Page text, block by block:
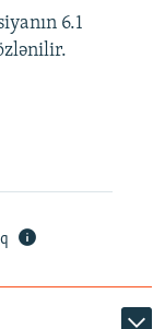
360p
480p
6.1